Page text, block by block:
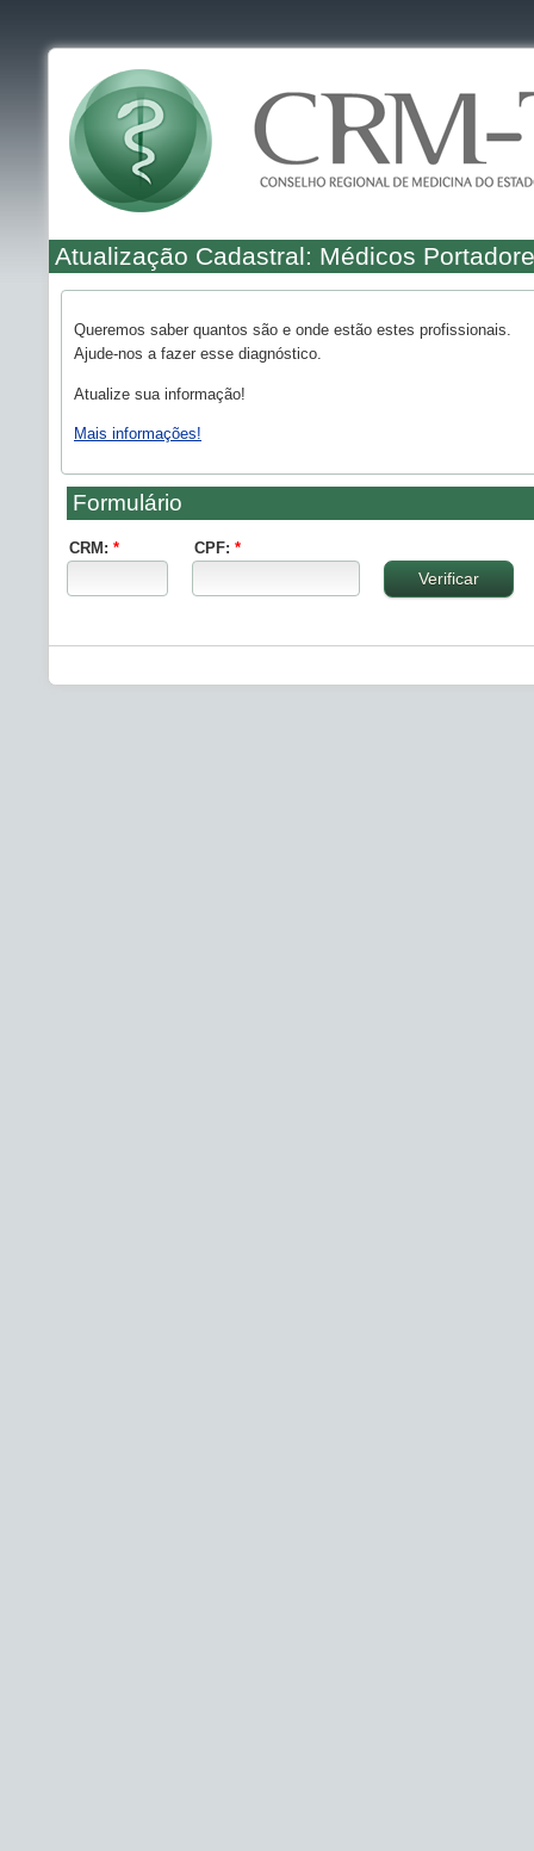
Atualização Cadastral: Médicos
Queremos saber quantos são e onde estão estes profissionais.
Ajude-nos a fazer esse diagnóstico.
Atualize sua informação!
Mais informações!
Formulário
CRM: * CPF: *